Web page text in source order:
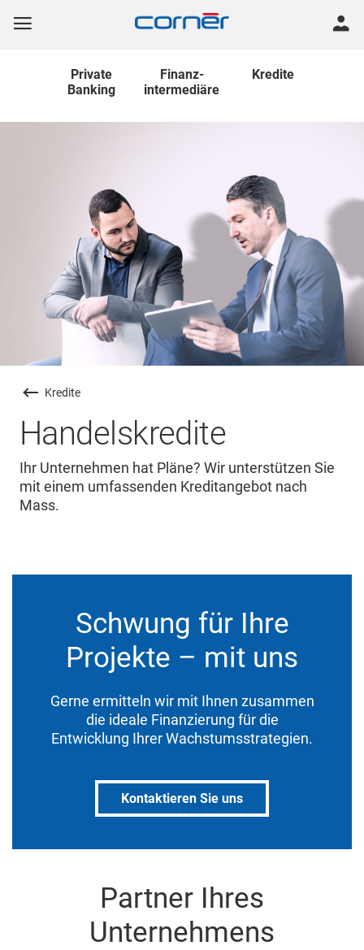
Private
Banking
Finanz-
intermediäre
Kredite
Kredite
Handelskredite
Ihr Unternehmen hat Pläne? Wir unterstützen Sie
mit einem umfassenden Kreditangebot nach
Mass.
Schwung für Ihre
Projekte – mit uns
Gerne ermitteln wir mit Ihnen zusammen
die ideale Finanzierung für die
Entwicklung Ihrer Wachstumsstrategien.
Kontaktieren Sie uns
Partner Ihres
Unternehmens